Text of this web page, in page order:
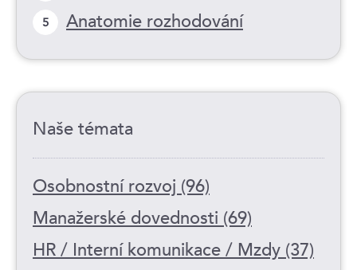
5 Anatomie rozhodování
Naše témata
Osobnostní rozvoj (96)
Manažerské dovednosti (69)
HR / Interní komunikace / Mzdy (37)